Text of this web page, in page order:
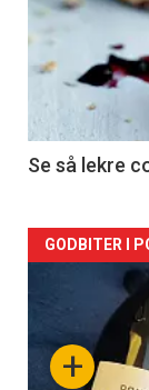
akkurat
nå
2
Se så lekre
akkurat
nå+
GODBITER I